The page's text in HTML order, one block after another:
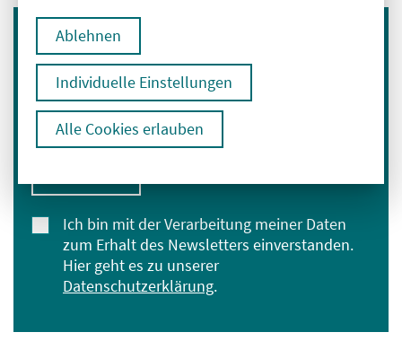
Ablehnen
Individuelle Einstellungen
Alle Cookies erlauben
Immer informiert bleiben
Melden Sie sich für unseren Newsletter an:
E-Mail-Adresse eingeben
Ich bin mit der Verarbeitung meiner Daten
zum Erhalt des Newsletters einverstanden.
Hier geht es zu unserer
Datenschutzerklärung.